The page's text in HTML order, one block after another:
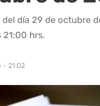
día 29 de octubre
21:00 hrs.
- 21:02